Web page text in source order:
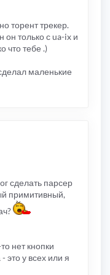
торент трекер.
он только с ua-ix и
что тебе .)
маленькие
сделать парсер
примитивный,
нет кнопки
это у всех или я